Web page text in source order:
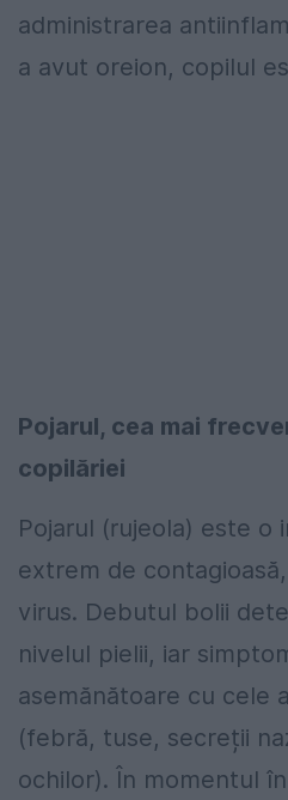
administrarea
a avut oreion, copilul
Pojarul, cea mai
copilăriei
Pojarul (rujeola) este o
extrem de
virus. Debutul bolii
nivelul pielii, iar
asemănătoare cu cele
(febră, tuse, secreții
ochilor). În momentul